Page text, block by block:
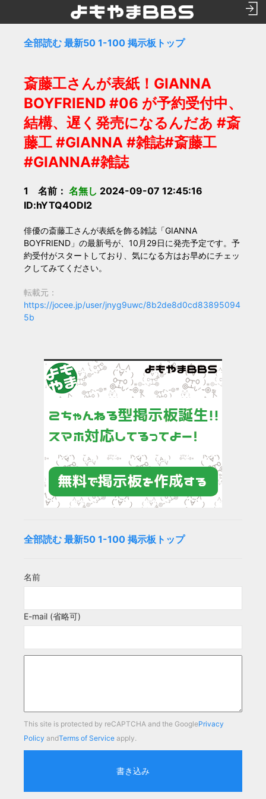
全部読む 最新50 1-100 掲示板トップ
斎藤工さんが表紙！GIANNA
BOYFRIEND #06 が予約受付中、
結構、遅く発売になるんだあ #斎
藤工 #GIANNA #雑誌#斎藤工
#GIANNA#雑誌
1 名前： 名無し 2024-09-07 12:45:16
ID:hYTQ4ODI2
俳優の斎藤工さんが表紙を飾る雑誌「GIANNA
BOYFRIEND」の最新号が、10月29日に発売予定です。予
約受付がスタートしており、気になる方はお早めにチェッ
クしてみてください。
転載元：
https://jocee.jp/user/jnyg9uwc/8b2de8d0cd83895094
5b
全部読む 最新50 1-100 掲示板トップ
名前
E-mail (省略可)
This site is protected by reCAPTCHA and the GooglePrivacy
Policy andTerms of Service apply.
書き込み